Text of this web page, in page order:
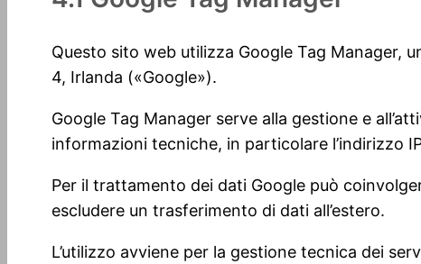
Questo sito web utilizza Google Tag Manager,
4, Irlanda («Google»).
Google Tag Manager serve alla gestione e
informazioni tecniche, in particolare l’indirizzo
Per il trattamento dei dati Google può
escludere un trasferimento di dati all’estero.
L’utilizzo avviene per la gestione tecnica dei